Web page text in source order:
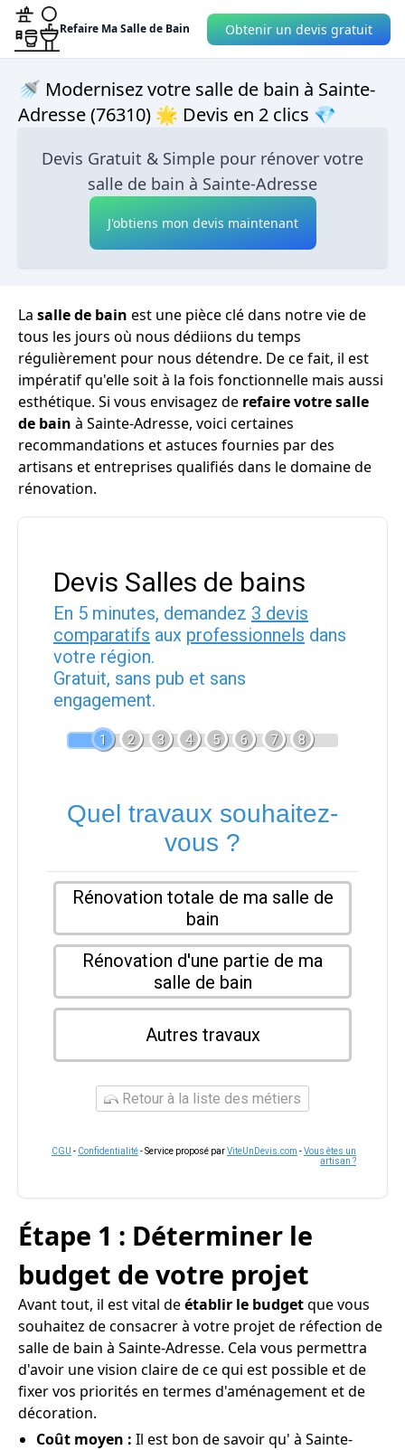
Refaire Ma Salle de Bain Obtenir un devis gratuit
🚿 Modernisez votre salle de bain à Sainte-
Adresse (76310) 🌟 Devis en 2 clics 💎
Devis Gratuit & Simple pour rénover votre
salle de bain à Sainte-Adresse
J'obtiens mon devis maintenant
La salle de bain est une pièce clé dans notre vie de
tous les jours où nous dédiions du temps
régulièrement pour nous détendre. De ce fait, il est
impératif qu'elle soit à la fois fonctionnelle mais aussi
esthétique. Si vous envisagez de refaire votre salle
de bain à Sainte-Adresse, voici certaines
recommandations et astuces fournies par des
artisans et entreprises qualifiés dans le domaine de
rénovation.
Devis Salles de bains
En 5 minutes, demandez 3 devis
comparatifs aux professionnels dans
votre région.
Gratuit, sans pub et sans
engagement.
1 2 3 4 5 6 7 8
Quel travaux souhaitez-
vous ?
Rénovation totale de ma salle de
bain
Rénovation d'une partie de ma
salle de bain
Autres travaux
Retour à la liste des métiers
CGU - Confidentialité- Service proposé parViteUnDevis.com -Vous êtes un
artisan ?
Étape 1 : Déterminer le
budget de votre projet
Avant tout, il est vital deétablir le budgetque vous
souhaitez de consacrer à votre projet de réfection de
salle de bain à Sainte-Adresse. Cela vous permettra
d'avoir une vision claire de ce qui est possible et de
fixer vos priorités en termes d'aménagement et de
décoration.
Coût moyen : Il est bon de savoir qu' à Sainte-